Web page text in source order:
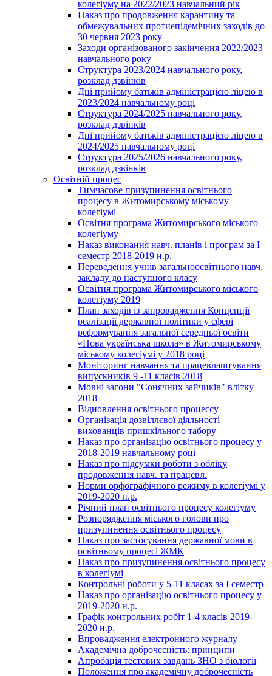
колегіуму на 2022/2023 навчальний рік
Наказ про продовження карантину та
обмежувальних протиепідемічних заходів до
30 червня 2023 року
Заходи організованого закінчення 2022/2023
навчального року
Структура 2023/2024 навчального року,
розклад дзвінків
Дні прийому батьків адміністрацією ліцею в
2023/2024 навчальному році
Структура 2024/2025 навчального року,
розклад дзвінків
Дні прийому батьків адміністрацією ліцею в
2024/2025 навчальному році
Структура 2025/2026 навчального року,
розклад дзвінків
Освітній процес
Тимчасове призупинення освітнього
процесу в Житомирському міському
колегіумі
Освітня програма Житомирського міського
колегіуму
Наказ виконання навч. планів і програм за І
семестр 2018-2019 н.р.
Переведення учнів загальноосвітнього навч.
закладу до наступного класу
Освітня програма Житомирського міського
колегіуму 2019
План заходів із запровадження Концепції
реалізації державної політики у сфері
реформування загальної середньої освіти
«Нова українська школа» в Житомирському
міському колегіумі у 2018 році
Моніторинг навчання та працевлаштування
випускників 9 -11 класів 2018
Мовні загони "Сонячних зайчиків" влітку
2018
Відновлення освітнього процессу
Організація дозвіллєвої діяльності
вихованців пришкільного табору
Наказ про організацію освітнього процесу у
2018-2019 навчальному році
Наказ про підсумки роботи з обліку
продовження навч. та працевл.
Норми орфографічного режиму в колегіумі у
2019-2020 н.р.
Річний план освітнього процесу колегіуму
Розпорядження міського голови про
призупинення освітнього процесу
Наказ про застосування державної мови в
освітньому процесі ЖМК
Наказ про призупинення освітнього процесу
в колегіумі
Контрольні роботи у 5-11 класах за І семестр
Наказ про організацію освітнього процесу у
2019-2020 н.р.
Графік контрольних робіт 1-4 класів 2019-
2020 н.р.
Впровадження електронного журналу
Академічна доброчесність: принципи
Апробація тестових завдань ЗНО з біології
Положення про академічну доброчесність